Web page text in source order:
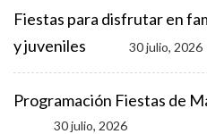
Fiestas para disfrutar en
y juveniles
30 julio, 2026
Programación Fiestas de
30 julio, 2026